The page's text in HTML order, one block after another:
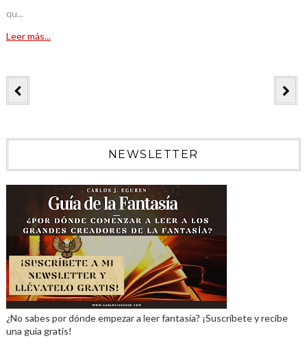
qu...
Leer más...
NEWSLETTER
¿No sabes por dónde empezar a leer fantasía? ¡Suscríbete y recibe
una guía gratis!